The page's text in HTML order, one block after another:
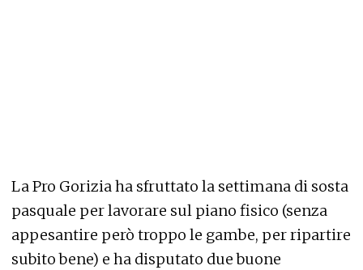
La Pro Gorizia ha sfruttato la settimana di sosta
pasquale per lavorare sul piano fisico (senza
appesantire però troppo le gambe, per ripartire
subito bene) e ha disputato due buone